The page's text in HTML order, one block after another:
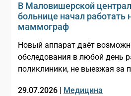
В Маловишерской
больнице начал работать
маммограф
Новый аппарат даёт
обследования в любой день
поликлиники, не выезжая за
29.07.2026 | Медицина